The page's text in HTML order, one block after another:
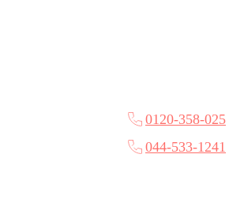
0120-358-025
044-533-1241